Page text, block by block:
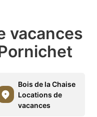
vacances
Bois de la Chaise
Locations de
vacances